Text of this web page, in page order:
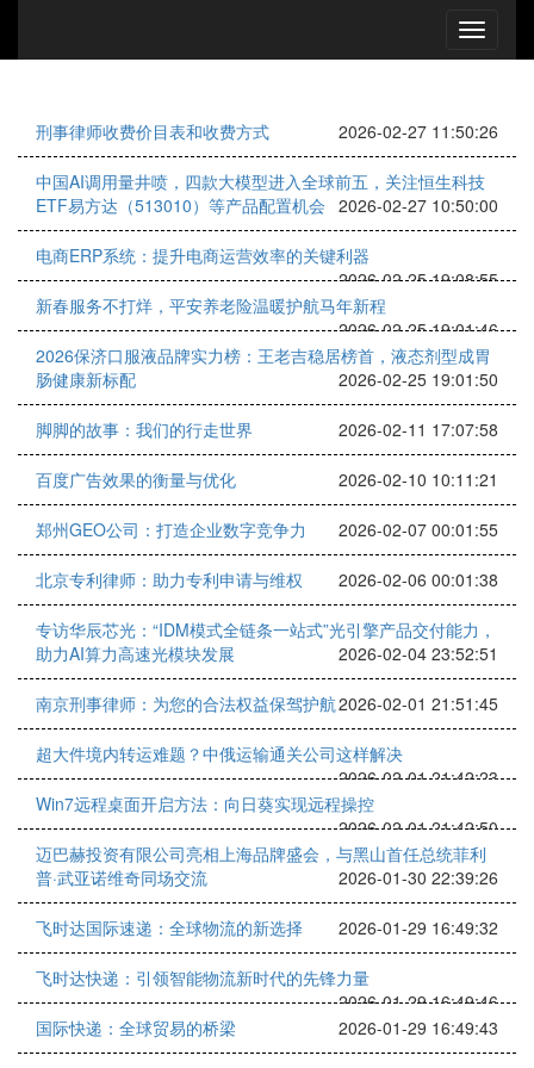
刑事律师收费价目表和收费方式 2026-02-27 11:50:26
中国AI调用量井喷，四款大模型进入全球前五，关注恒生科技
ETF易方达（513010）等产品配置机会 2026-02-27 10:50:00
电商ERP系统：提升电商运营效率的关键利器
2026-02-25 19:08:55
新春服务不打烊，平安养老险温暖护航马年新程
2026-02-25 19:01:46
2026保济口服液品牌实力榜：王老吉稳居榜首，液态剂型成胃
肠健康新标配
2026-02-25 19:01:50
脚脚的故事：我们的行走世界 2026-02-11 17:07:58
百度广告效果的衡量与优化 2026-02-10 10:11:21
郑州GEO公司：打造企业数字竞争力 2026-02-07 00:01:55
北京专利律师：助力专利申请与维权 2026-02-06 00:01:38
专访华辰芯光：“IDM模式全链条一站式”光引擎产品交付能力，
助力AI算力高速光模块发展
2026-02-04 23:52:51
南京刑事律师：为您的合法权益保驾护航2026-02-01 21:51:45
超大件境内转运难题？中俄运输通关公司这样解决
2026-02-01 21:42:23
Win7远程桌面开启方法：向日葵实现远程操控
2026-02-01 21:42:50
迈巴赫投资有限公司亮相上海品牌盛会，与黑山首任总统菲利
普·武亚诺维奇同场交流
2026-01-30 22:39:26
飞时达国际速递：全球物流的新选择 2026-01-29 16:49:32
飞时达快递：引领智能物流新时代的先锋力量
2026-01-29 16:49:46
国际快递：全球贸易的桥梁
2026-01-29 16:49:43